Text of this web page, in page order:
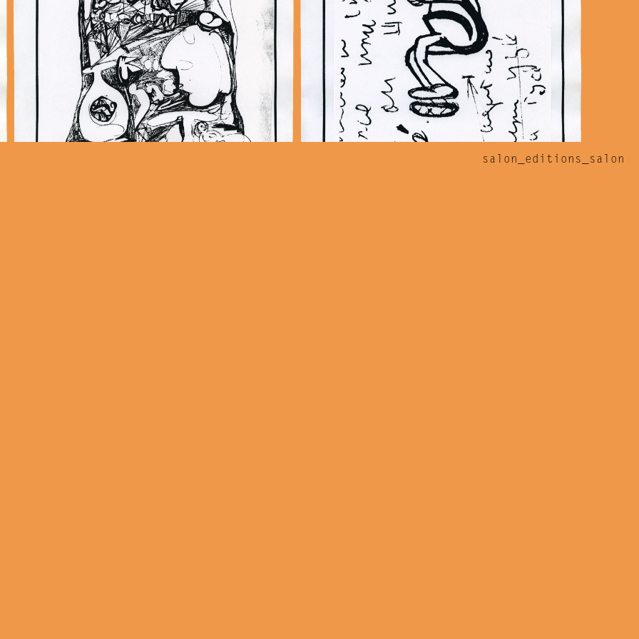
salon_editions_salon